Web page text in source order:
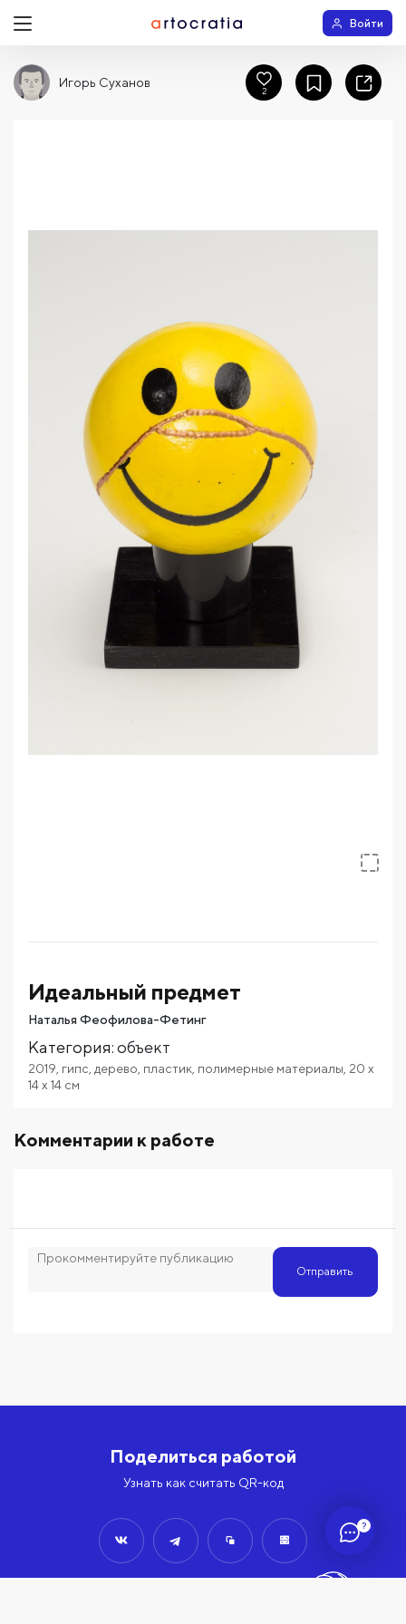
?
Войти
Идеальный предмет
Наталья Феофилова-Фетинг
Категория:объект
2019 гипс дерево пластик полимерные материалы 20 x
14x 14 см
Комментарии к работе
Отправить
Игорь Суханов
2
Поделиться работой
Узнать как считать QR-код